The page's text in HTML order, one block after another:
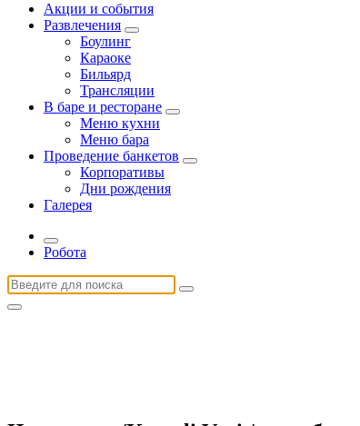
Акции и события
Развлечения
Боулинг
Караоке
Бильярд
Трансляции
В баре и ресторане
Меню кухни
Меню бара
Проведение банкетов
Корпоративы
Дни рождения
Галерея
Робота
Найти: